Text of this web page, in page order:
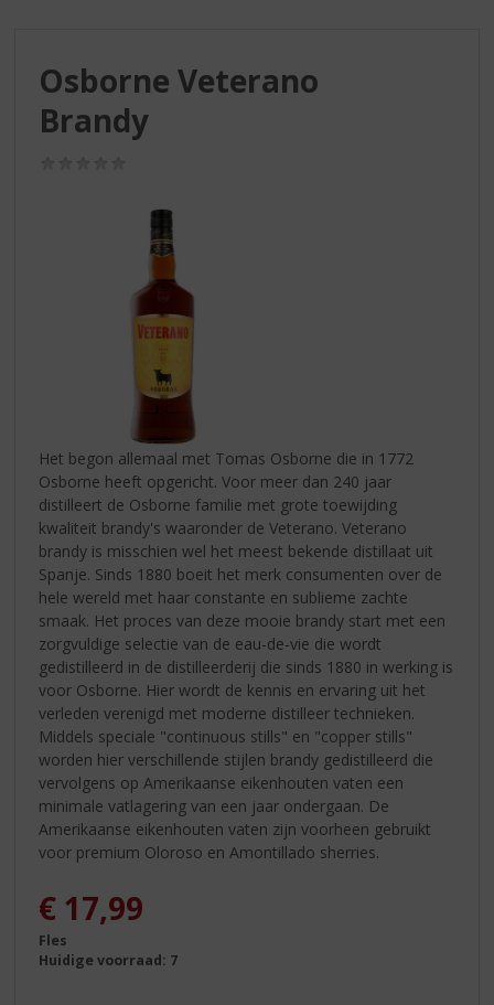
Osborne Veterano
Brandy
Het begon allemaal met Tomas Osborne die in 1772
Osborne heeft opgericht. Voor meer dan 240 jaar
distilleert de Osborne familie met grote toewijding
kwaliteit brandy's waaronder de Veterano. Veterano
brandy is misschien wel het meest bekende distillaat uit
Spanje. Sinds 1880 boeit het merk consumenten over de
hele wereld met haar constante en sublieme zachte
smaak. Het proces van deze mooie brandy start met een
zorgvuldige selectie van de eau-de-vie die wordt
gedistilleerd in de distilleerderij die sinds 1880 in werking is
voor Osborne. Hier wordt de kennis en ervaring uit het
verleden verenigd met moderne distilleer technieken.
Middels speciale "continuous stills" en "copper stills"
worden hier verschillende stijlen brandy gedistilleerd die
vervolgens op Amerikaanse eikenhouten vaten een
minimale vatlagering van een jaar ondergaan. De
Amerikaanse eikenhouten vaten zijn voorheen gebruikt
voor premium Oloroso en Amontillado sherries.
€ 17,99
Fles
Huidige voorraad: 7